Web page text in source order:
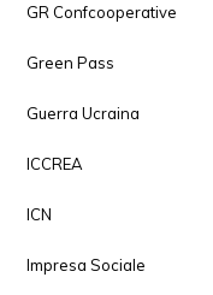
GR Confcooperative
Green Pass
Guerra Ucraina
ICCREA
ICN
Impresa Sociale